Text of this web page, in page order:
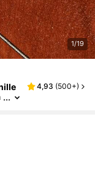
1/19
p
4,93 (500+)